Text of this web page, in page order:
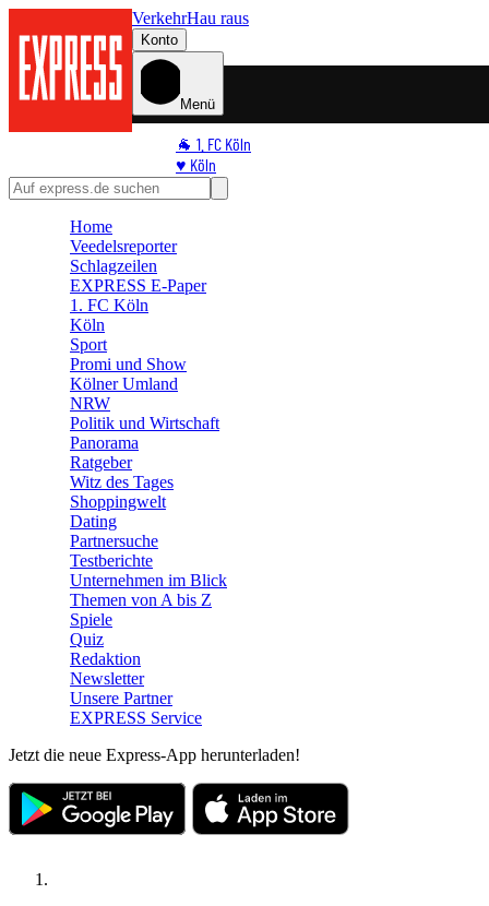
VerkehrHau raus
Konto
Menü
🐐 1. FC Köln
♥️ Köln
⭐ Promi
🛒 Shoppingwelt
Home
Veedelsreporter
Schlagzeilen
EXPRESS E-Paper
1. FC Köln
Köln
Sport
Promi und Show
Kölner Umland
NRW
Politik und Wirtschaft
Panorama
Ratgeber
Witz des Tages
Shoppingwelt
Dating
Partnersuche
Testberichte
Unternehmen im Blick
Themen von A bis Z
Spiele
Quiz
Redaktion
Newsletter
Unsere Partner
EXPRESS Service
Jetzt die neue Express-App herunterladen!